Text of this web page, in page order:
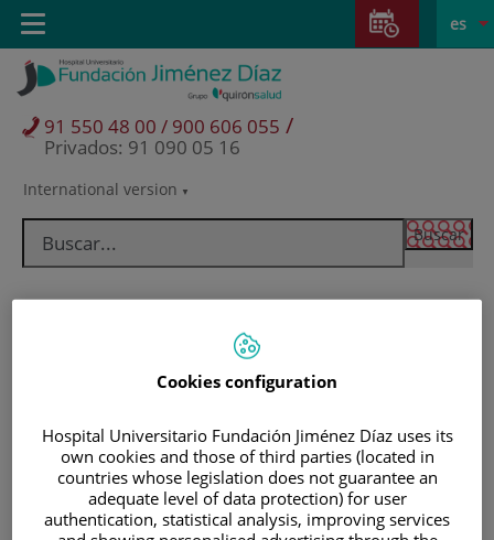
Saltar al contenido
Saltar
contenido
Selector
idioma
activo
es
International version
91 550 48 00 / 900 606 055 /
Privados: 91 090 05 16
Toggle
navigation
Pacientes y visitantes
Cookies configuration
Hospital Universitario Fundación Jiménez Díaz uses its
own cookies and those of third parties (located in
countries whose legislation does not guarantee an
adequate level of data protection) for user
authentication, statistical analysis, improving services